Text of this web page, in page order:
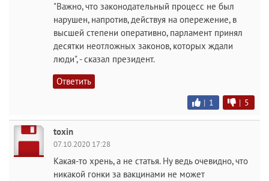
"Важно, что законодательный процесс не был
нарушен, напротив, действуя на опережение, в
высшей степени оперативно, парламент принял
десятки неотложных законов, которых ждали
люди", - сказал президент.
Ответить
| 1 | 5
toxin
07.10.2020 17:28
Какая-то хрень, а не статья. Ну ведь очевидно, что
никакой гонки за вакцинами не может